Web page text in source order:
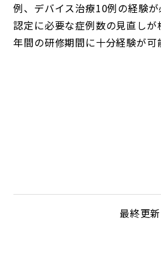
例、デバイス治療10例の経験が
認定に必要な症例数の見直し
年間の研修期間に十分経験が可
最終更